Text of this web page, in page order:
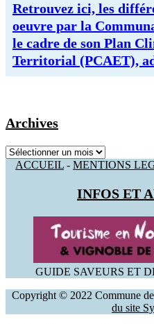
Retrouvez ici, les
oeuvre par la
le cadre de son Plan
Territorial (PCAET),
Archives
Archives
ACCUEIL - MENTIONS
INFOS ET
GUIDE SAVEURS ET
Copyright © 2022 Commune
du site